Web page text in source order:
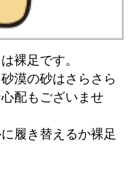
裸足です。
漠の砂はさらさら
配もございませ
履き替えるか裸足